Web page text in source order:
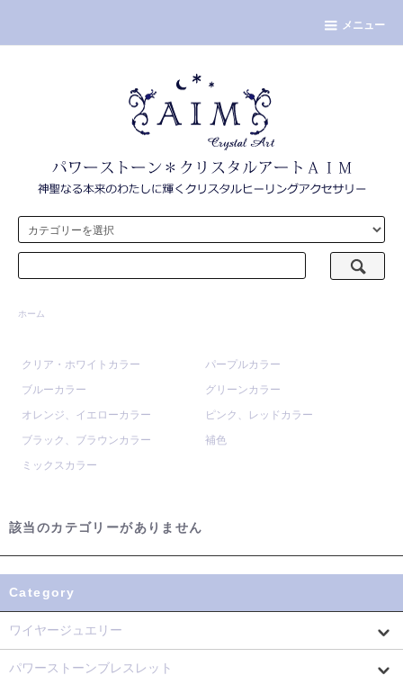
メニュー
ホーム
クリア・ホワイトカラー
パープルカラー
ブルーカラー
グリーンカラー
オレンジ、イエローカラー
ピンク、レッドカラー
ブラック、ブラウンカラー
補色
ミックスカラー
該当のカテゴリーがありません
Category
ワイヤージュエリー
パワーストーンブレスレット